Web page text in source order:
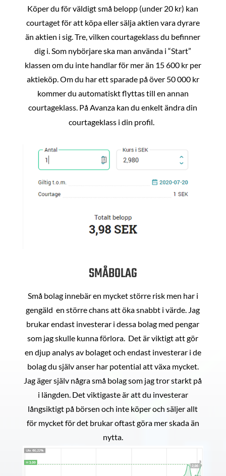
Köper du för väldigt små belopp (under 20 kr) kan
courtaget för att köpa eller sälja aktien vara dyrare
än aktien i sig. Tre, vilken courtageklass du befinner
dig i. Som nybörjare ska man använda i “Start”
klassen om du inte handlar för mer än 15 600 kr per
aktieköp. Om du har ett sparade på över 50 000 kr
kommer du automatiskt flyttas till en annan
courtageklass. På Avanza kan du enkelt ändra din
courtageklass i din profil.
SMÅBOLAG
Små bolag innebär en mycket större risk men har i
gengäld en större chans att öka snabbt i värde. Jag
brukar endast investerar i dessa bolag med pengar
som jag skulle kunna förlora. Det är viktigt att gör
en djup analys av bolaget och endast investerar i de
bolag du själv anser har potential att växa mycket.
Jag äger själv några små bolag som jag tror starkt på
i längden. Det viktigaste är att du investerar
långsiktigt på börsen och inte köper och säljer allt
för mycket för det brukar oftast göra mer skada än
nytta.